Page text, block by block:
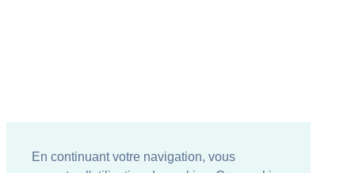
En continuant votre navigation, vous